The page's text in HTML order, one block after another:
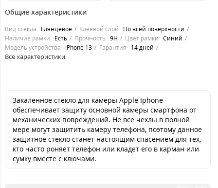
119 грн.
Общие характеристики
Вид стекла Глянцевое Клеевой слой
По всей поверхности
Наличие рамки
Есть Прочность 9H Цвет рамки Синий
Модель устройства
iPhone 13 Гарантия 14 дней
Все характеристики
Закаленное стекло для камеры Apple Iphone
обеспечивает защиту основной камеры смартфона от
механических повреждений. Не все чехлы в полной
мере могут защитить камеру телефона, поэтому данное
защитное стекло станет настоящим спасением для тех,
кто часто роняет телефон или кладет его в карман или
сумку вместе с ключами.